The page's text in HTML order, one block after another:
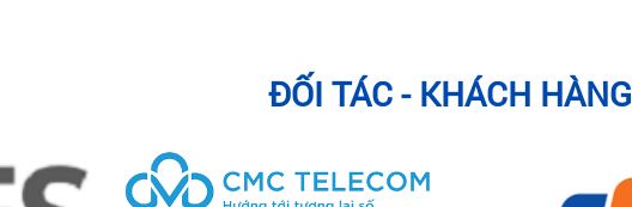
ĐỐI TÁC - KHÁCH HÀNG